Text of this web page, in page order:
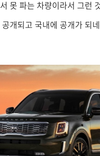
못 파는 차량이라서 그런
개되고 국내에 공개가 되